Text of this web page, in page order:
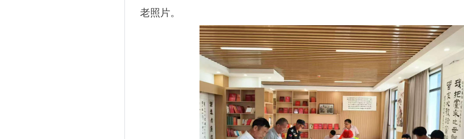
老照片。